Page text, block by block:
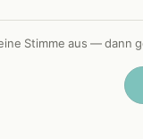
Stimme aus — dann